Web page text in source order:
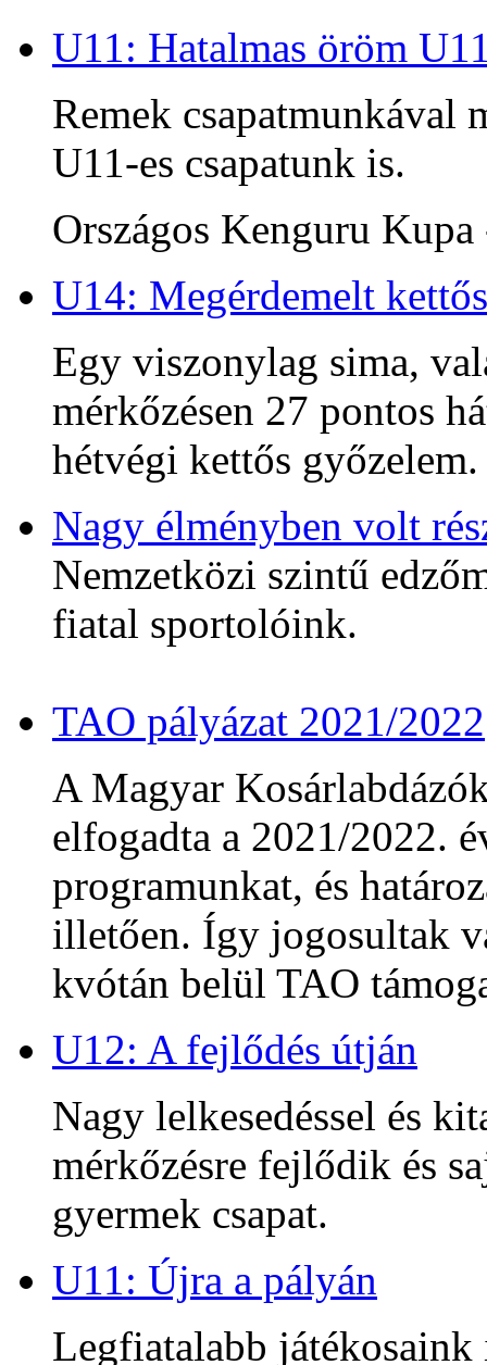
U11: Hatalmas öröm
Remek csapatmunkával
U11-es csapatunk is.
Országos Kenguru
U14: Megérdemelt
Egy viszonylag sima,
mérkőzésen 27 pontos
hétvégi kettős győzelem.
Nagy élményben volt
Nemzetközi szintű
fiatal sportolóink.
TAO pályázat 2021/2022
A Magyar
elfogadta a 2021/2022.
programunkat, és
illetően. Így jogosultak
kvótán belül TAO
U12: A fejlődés útján
Nagy lelkesedéssel és
mérkőzésre fejlődik és
gyermek csapat.
U11: Újra a pályán
Legfiatalabb